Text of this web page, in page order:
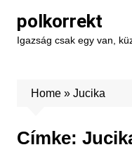
content
polkorrekt
Igazság csak egy van,
Home» Jucika
Címke: